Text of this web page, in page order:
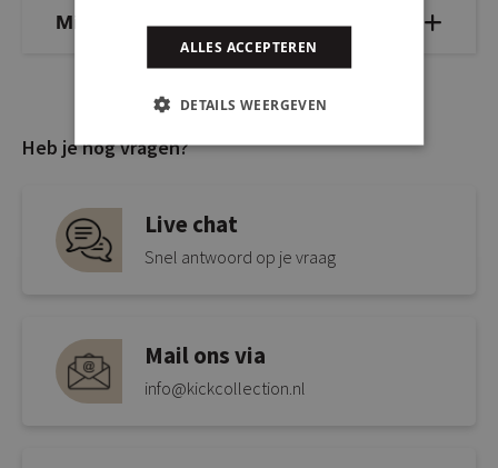
Mix & Match
Heb je nog vragen?
Live chat
Snel antwoord op je vraag
Mail ons via
info@kickcollection.nl
ALLES ACCEPTEREN
DETAILS WEERGEVEN